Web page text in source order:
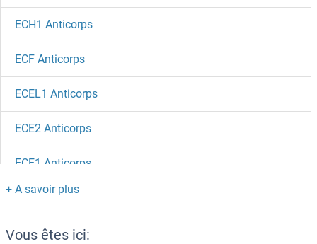
ECH1 Anticorps
ECF Anticorps
ECEL1 Anticorps
ECE2 Anticorps
ECE1 Anticorps
ECD/SGT1 Anticorps
ECAT1 Anticorps
Vous êtes ici: